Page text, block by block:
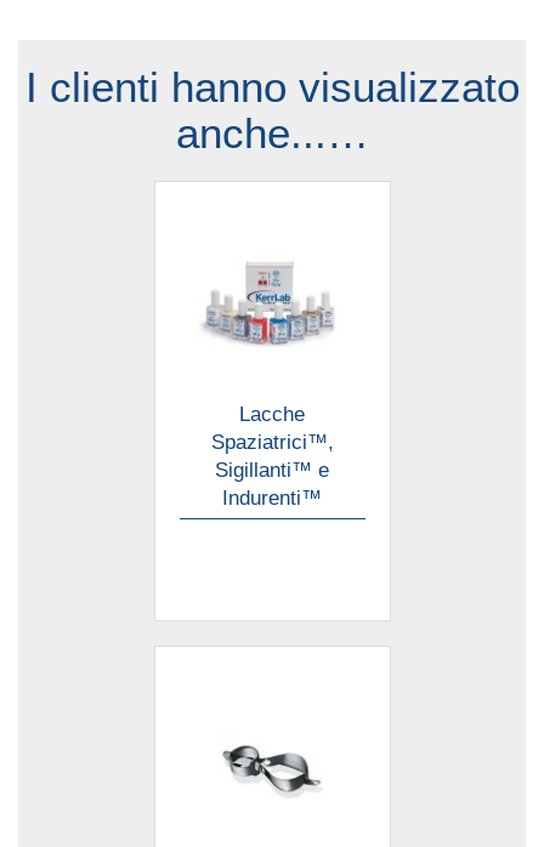
I clienti hanno visualizzato
anche...…
Lacche
Spaziatrici™,
Sigillanti™ e
Indurenti™